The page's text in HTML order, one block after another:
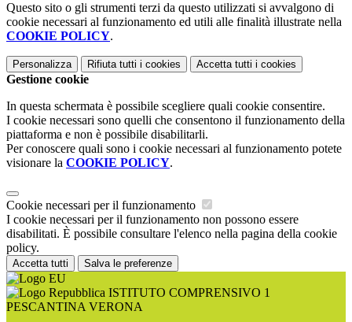
Questo sito o gli strumenti terzi da questo utilizzati si avvalgono di
cookie necessari al funzionamento ed utili alle finalità illustrate nella
COOKIE POLICY.
Personalizza Rifiuta tutti i cookies Accetta tutti i cookies
Gestione cookie
In questa schermata è possibile scegliere quali cookie consentire.
I cookie necessari sono quelli che consentono il funzionamento della
piattaforma e non è possibile disabilitarli.
Per conoscere quali sono i cookie necessari al funzionamento potete
visionare la COOKIE POLICY.
Cookie necessari per il funzionamento
I cookie necessari per il funzionamento non possono essere
disabilitati. È possibile consultare l'elenco nella pagina della cookie
policy.
Accetta tutti Salva le preferenze
ISTITUTO COMPRENSIVO 1
PESCANTINA VERONA